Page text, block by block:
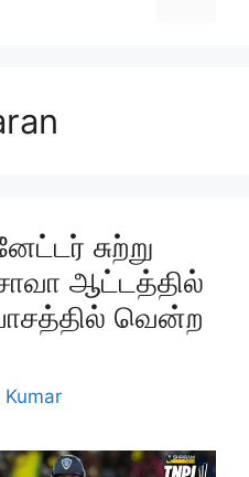
சுற்று
ஆட்டத்தில்
வென்ற
Kumar